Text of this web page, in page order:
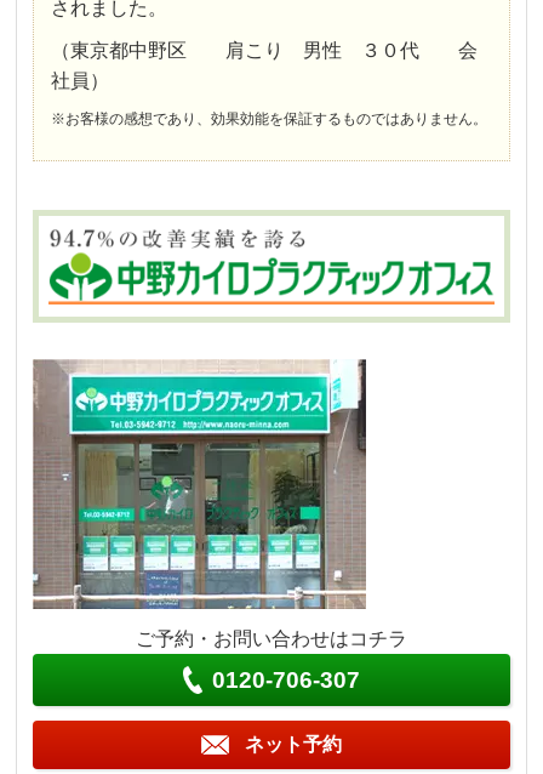
されました。
（東京都中野区 肩こり 男性 ３０代 会
社員）
※お客様の感想であり、効果効能を保証するものではありません。
ご予約・お問い合わせはコチラ
0120-706-307
ネット予約